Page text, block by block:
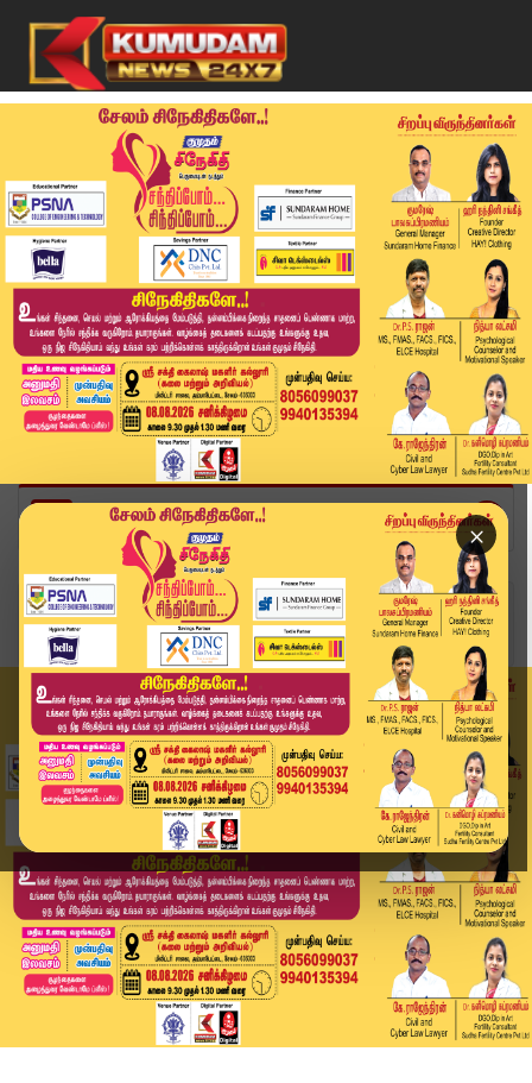
×
Home
வீடியோ ஸ்டோரி
தெரு நாய் அடித்து கொ*லை..! அதிர்ச்சியளிக்கும் வ...